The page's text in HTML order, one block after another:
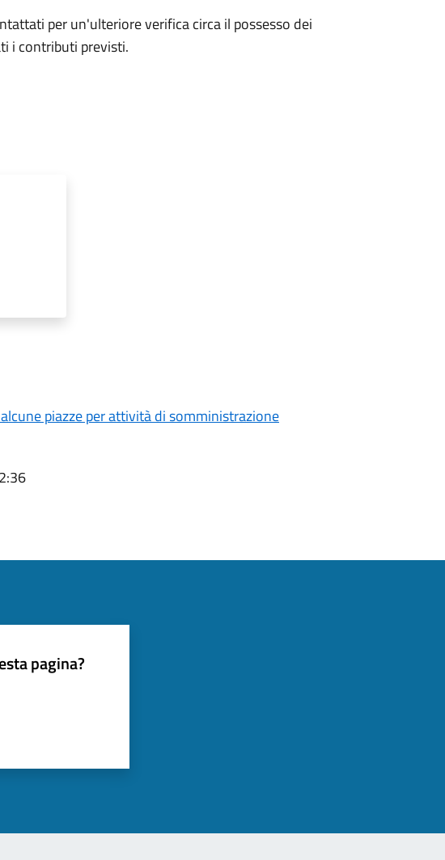
per un'ulteriore verifica circa il possesso dei
i contributi previsti.
piazze per attività di somministrazione
pagina?